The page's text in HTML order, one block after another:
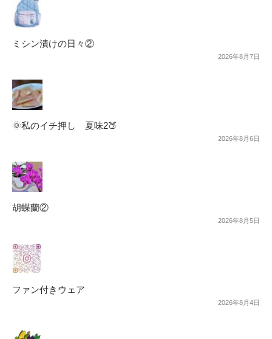
ミシン漬けの日々②
2026年8月7日
🌞私のイチ押し 夏味2🍑
2026年8月6日
胡蝶蘭②
2026年8月5日
ファン付きウェア
2026年8月4日